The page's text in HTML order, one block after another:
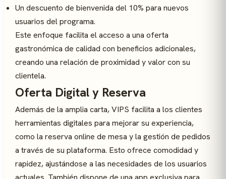
Un descuento de bienvenida del 10% para nuevos
usuarios del programa.
Este enfoque facilita el acceso a una oferta
gastronómica de calidad con beneficios adicionales,
creando una relación de proximidad y valor con su
clientela.
Oferta Digital y Reserva
Además de la amplia carta, VIPS facilita a los clientes
herramientas digitales para mejorar su experiencia,
como la reserva online de mesa y la gestión de pedidos
a través de su plataforma. Esto ofrece comodidad y
rapidez, ajustándose a las necesidades de los usuarios